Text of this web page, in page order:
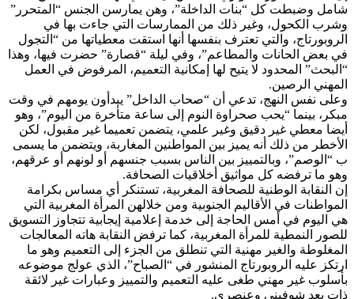
شامل وضبطت كل “بنات الداخلة”، وهن يمارسن الجنس “المتحرر”
وشرب الكحول، وغير ذلك من الممارسات التي جاءت بها في
الروبورتاج، والتي تعترف بنفسها أنها استقت معطياتها من “التجول
في بعض الحانات والمطاعم”، وفي ليلة “قصارة” حضرت فيها، وهذا
“البحث” المحدود لا يتيح لها إمكانية التعميم، المرفوض في العمل
المهني الرصين.
وعلى نفس النهج، تدعي أن “صحاب الداخل” يبدأون يومهم في وقت
مبكر، بينما “يحب صحراوة النوم إلى ساعة متأخرة من اليوم”، وهو
أيضا معطي غير دقيق وغير علمي، يتضمن تعميما غير مقبول، لكن
الأخطر من ذلك أنه يميز بين المواطنين المغاربة، ويتضمن ما يسمى
ب “الوصم”، وبالتمييز بين الناس بسبب جنسهم أو لونهم أو عرقهم،
وهو ما ترفضه كل مواثيق أخلاقيات الصحافة.
إن النقابة الوطنية للصحافة المغربية، تستنكر أي مساس بكرامة
المواطنات في الأقاليم الجنوبية ومن خلالهن المرأة المغربية التي
هي اليوم في أمس الحاجة إلى خدمة إعلامية إيجابية تتجاوز التسويق
للصور النمطية للمرأة المغربية، كما ترفض النقابة هاته المعالجات
المغلوطة والغير مهنية التي تنطلق من الجزء إلى التعميم وهو ما
ارتكز عليه الروبورتاج المنشور في “الصباح”، الذي عولج موضوعه
بأسلوب غير مهني طغى عليه التعميم والتمييز وعبارات غير لائقة
ذات بعد شوفيني وعنصري.